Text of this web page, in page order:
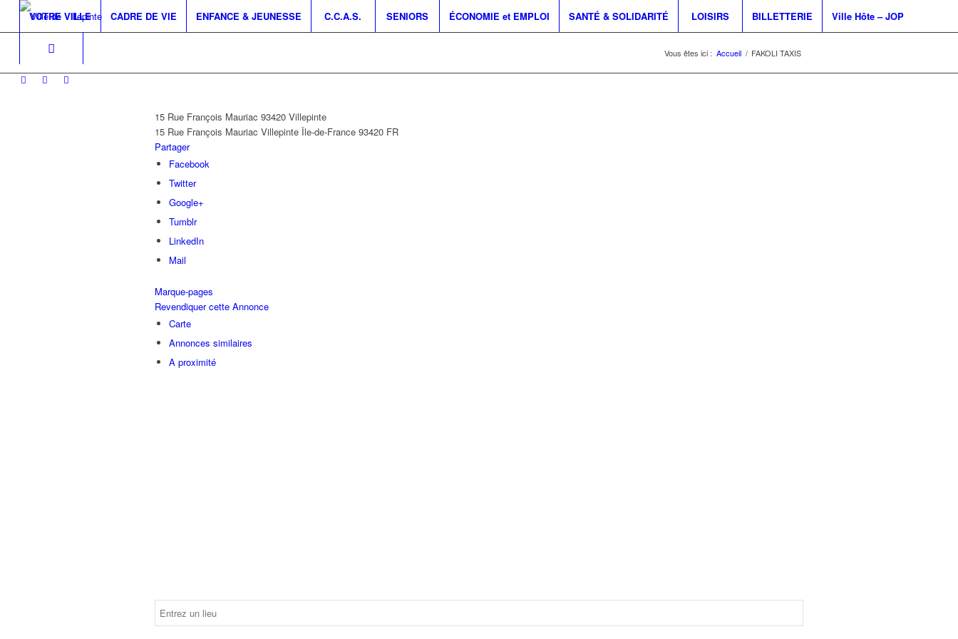
VOTRE VILLE CADRE DE VIE ENFANCE & JEUNESSE C.C.A.S. SENIORS ÉCONOMIE et EMPLOI SANTÉ & SOLIDARITÉ LOISIRS BILLETTERIE Ville Hôte – JOP
Vous êtes ici : Accueil / FAKOLI TAXIS
15 Rue François Mauriac 93420 Villepinte
15 Rue François Mauriac Villepinte Île-de-France 93420 FR
Partager
Facebook
Twitter
Google+
Tumblr
LinkedIn
Mail
Marque-pages
Revendiquer cette Annonce
Carte
Annonces similaires
A proximité